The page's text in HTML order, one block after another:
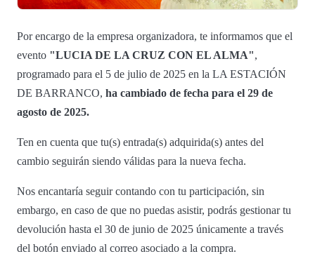
Por encargo de la empresa organizadora, te informamos que el
evento "LUCIA DE LA CRUZ CON EL ALMA",
programado para el 5 de julio de 2025 en la LA ESTACIÓN
DE BARRANCO, ha cambiado de fecha para el 29 de
agosto de 2025.
Ten en cuenta que tu(s) entrada(s) adquirida(s) antes del
cambio seguirán siendo válidas para la nueva fecha.
Nos encantaría seguir contando con tu participación, sin
embargo, en caso de que no puedas asistir, podrás gestionar tu
devolución hasta el 30 de junio de 2025 únicamente a través
del botón enviado al correo asociado a la compra.